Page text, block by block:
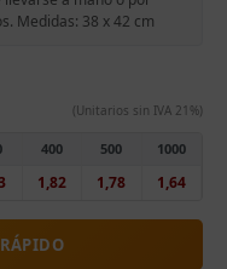
Medidas: 38 x 42 cm
(Unitarios sin IVA 21%)
400
1,82
500
1,78
1000
1,64